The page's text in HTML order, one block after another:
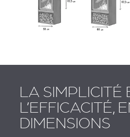
LA SIMPLICITÉ
L’EFFICACITÉ,
DIMENSIONS